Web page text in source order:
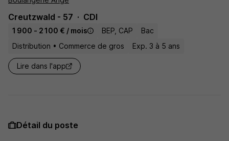
Creutzwald - 57 CDI
1 900 - 2 100 € / mois BEP, CAP
Bac
Distribution • Commerce de gros
Exp. 3 à 5 ans
Lire dans l'app
Détail du poste